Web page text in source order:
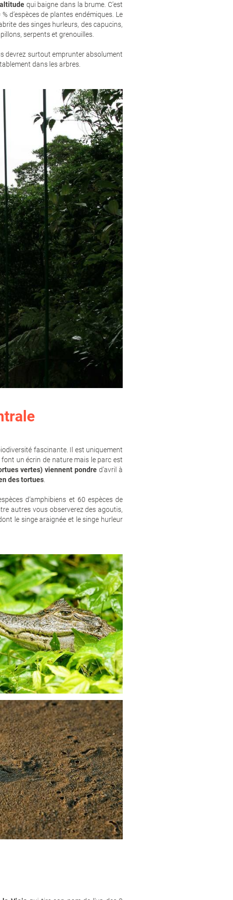
qui baigne dans la brume. C’est
d’espèces de plantes endémiques. Le
des singes hurleurs, des capucins,
serpents et grenouilles.
devrez surtout emprunter absolument
dans les arbres.
fascinante. Il est uniquement
un écrin de nature mais le parc est
vertes) viennent pondred’avril à
des tortues
d’amphibiens et 60 espèces de
autres vous observerez des agoutis,
le singe araignée et le singe hurleur